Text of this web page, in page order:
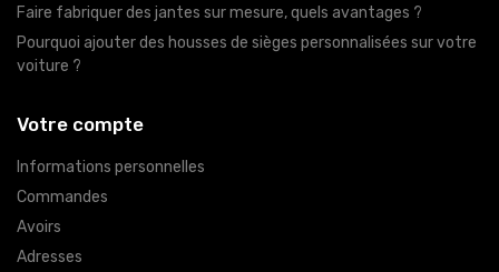
Faire fabriquer des jantes sur mesure, quels avantages ?
Pourquoi ajouter des housses de sièges personnalisées sur votre
voiture ?
Votre compte
Informations personnelles
Commandes
Avoirs
Adresses